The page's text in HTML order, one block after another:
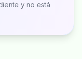
y no está